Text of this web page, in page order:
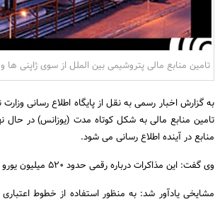
تامین منابع مالی پتروشیمی بین الملل از سوی ژاپنی ها
تامین منابع مالی به شکل کوتاه مدت (یوزانس) در
منابع در آینده اطلاع رسانی می شود.
وی گفت: این مذاکرات درباره رقمی حدود 520 میلیون یورو و از طریق دو شرکت ژاپنی و کره ای است.
مشایخی یادآور شد: به منظور استفاده از خطوط